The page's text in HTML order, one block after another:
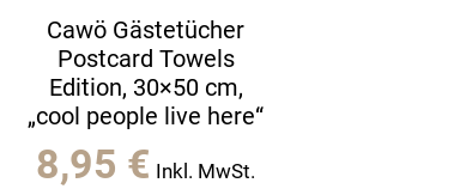
Cawö Gästetücher
Postcard Towels
Edition, 30×50 cm,
„cool people live here“
8,95 € Inkl. MwSt.